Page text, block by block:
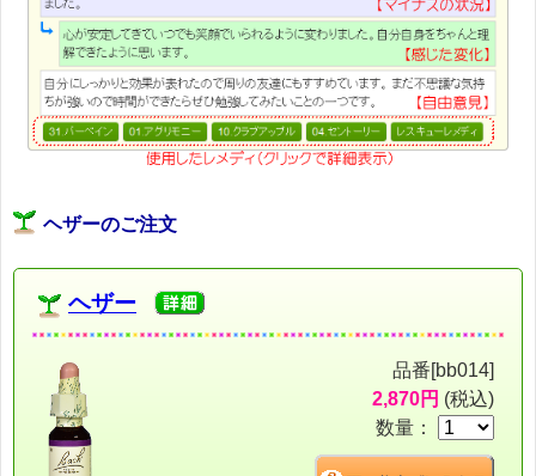
ヘザーのご注文
ヘザー
品番[bb014]
2,870円 (税込)
数量：